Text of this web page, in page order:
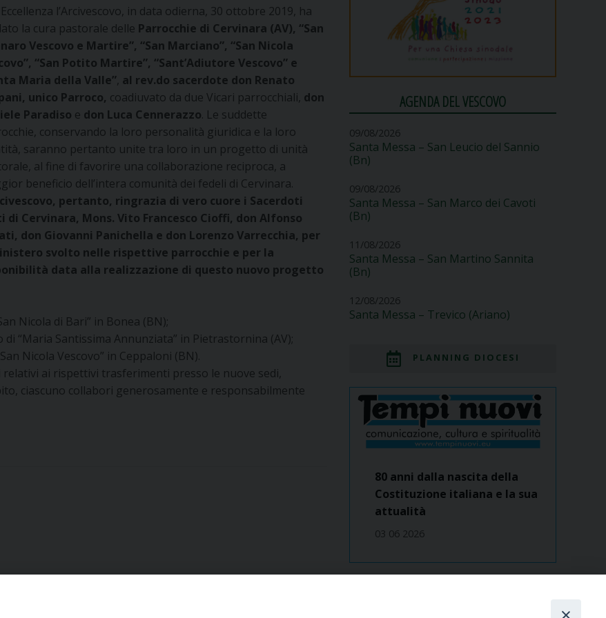
l’Arcivescovo, in data odierna, 30 ottobre 2019, ha
la cura pastorale delle Parrocchie di Cervinara (AV), “San
Vescovo e Martire”, “San Marciano”, “San Nicola
“San Potito Martire”, “Sant’Adiutore Vescovo” e
Maria della Valle”, al rev.do sacerdote don Renato
unico Parroco, coadiuvato da due Vicari parrocchiali, don
Paradiso e don Luca Cennerazzo. Le suddette
conservando la loro personalità giuridica e la loro
saranno pertanto unite tra loro in un progetto di unità
al fine di favorire una collaborazione reciproca, a
beneficio dell’intera comunità dei fedeli di Cervinara.
pertanto, ringrazia di vero cuore i Sacerdoti
Cervinara, Mons. Vito Francesco Cioffi, don Alfonso
don Giovanni Panichella e don Lorenzo Varrecchia, per
svolto nelle rispettive parrocchie e per la
data alla realizzazione di questo nuovo progetto
Nicola di Bari” in Bonea (BN);
“Maria Santissima Annunziata” in Pietrastornina (AV);
Nicola Vescovo” in Ceppaloni (BN).
ai rispettivi trasferimenti presso le nuove sedi,
ciascuno collabori generosamente e responsabilmente
AGENDA DEL VESCOVO
09/08/2026
Santa Messa – San Leucio del Sannio
(Bn)
09/08/2026
Santa Messa – San Marco dei Cavoti
(Bn)
11/08/2026
Santa Messa – San Martino Sannita
(Bn)
12/08/2026
Santa Messa – Trevico (Ariano)
PLANNING DIOCESI
80 anni dalla nascita della
Costituzione italiana e la sua
attualità
03 06 2026